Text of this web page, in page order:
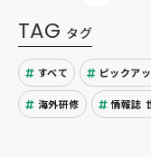
TAG タグ
すべて ピックア
海外研修 情報誌